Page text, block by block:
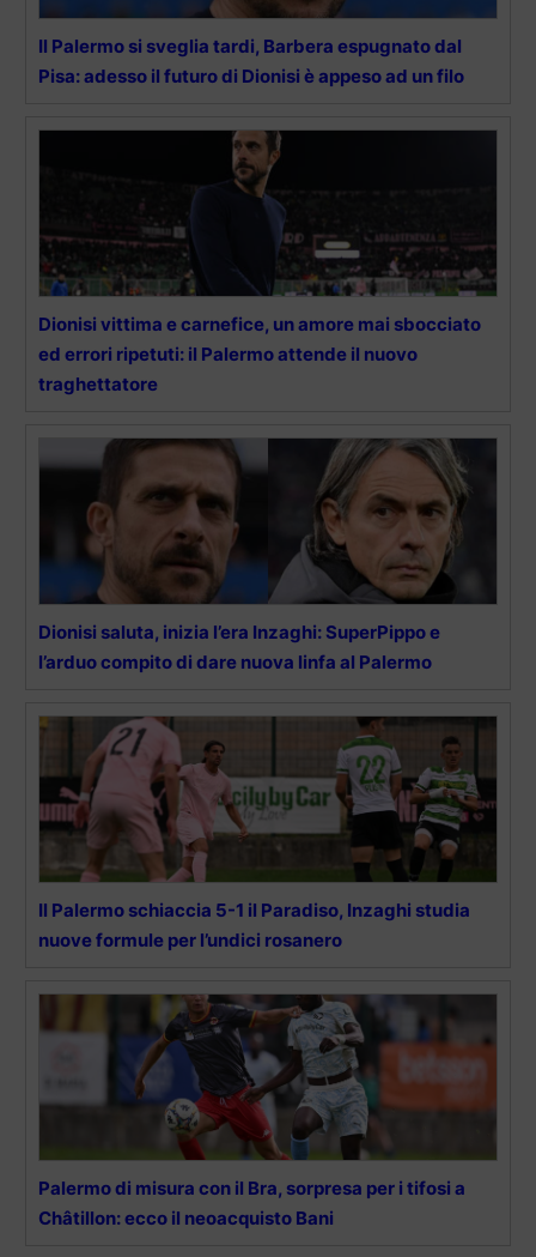
Il Palermo si sveglia tardi, Barbera espugnato dal
Pisa: adesso il futuro di Dionisi è appeso ad un filo
Dionisi vittima e carnefice, un amore mai sbocciato
ed errori ripetuti: il Palermo attende il nuovo
traghettatore
Dionisi saluta, inizia l’era Inzaghi: SuperPippo e
l’arduo compito di dare nuova linfa al Palermo
Il Palermo schiaccia 5-1 il Paradiso, Inzaghi studia
nuove formule per l’undici rosanero
Palermo di misura con il Bra, sorpresa per i tifosi a
Châtillon: ecco il neoacquisto Bani